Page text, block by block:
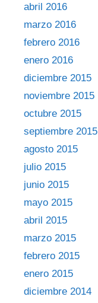
abril 2016
marzo 2016
febrero 2016
enero 2016
diciembre 2015
noviembre 2015
octubre 2015
septiembre 2015
agosto 2015
julio 2015
junio 2015
mayo 2015
abril 2015
marzo 2015
febrero 2015
enero 2015
diciembre 2014